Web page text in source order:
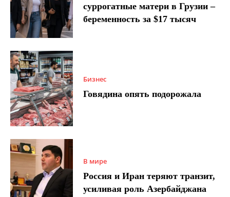
суррогатные матери в Грузии –
беременность за $17 тысяч
Бизнес
Говядина опять подорожала
В мире
Россия и Иран теряют транзит,
усиливая роль Азербайджана